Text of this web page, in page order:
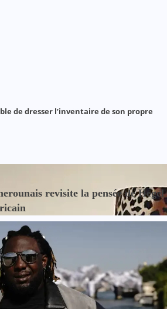
de dresser l’inventaire de son propre
revisite la pensée de Hegel